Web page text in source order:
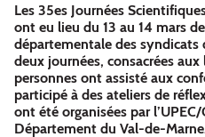
Les 35es Journées
ont eu lieu du 13 au 14 mars
départementale des syndicats
deux journées, consacrées
personnes ont assisté aux
participé à des ateliers de
ont été organisées par
Département du Val-de-